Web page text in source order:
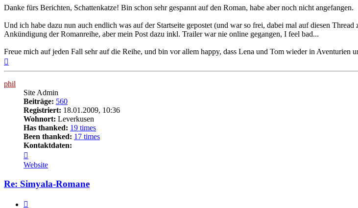
Danke fürs Berichten, Schattenkatze! Bin schon sehr gespannt auf den Roman, habe aber noch nicht angefangen.
Und ich habe dazu nun auch endlich was auf der Startseite gepostet (und war so frei, dabei mal auf diesen
Ankündigung der Romanreihe, aber mein Post dazu inkl. Trailer war nie online gegangen, I feel bad...
Freue mich auf jeden Fall sehr auf die Reihe, und bin vor allem happy, dass Lena und Tom wieder in Aventurien
phil
Site Admin
Beiträge: 560
Registriert: 18.01.2009, 10:36
Wohnort: Leverkusen
Has thanked: 19 times
Been thanked: 17 times
Kontaktdaten:
von
phil
Website
Re: Simyala-Romane